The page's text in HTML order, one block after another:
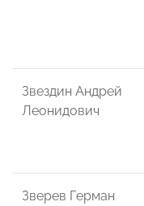
Звездин Андрей
Леонидович
Зверев Герман